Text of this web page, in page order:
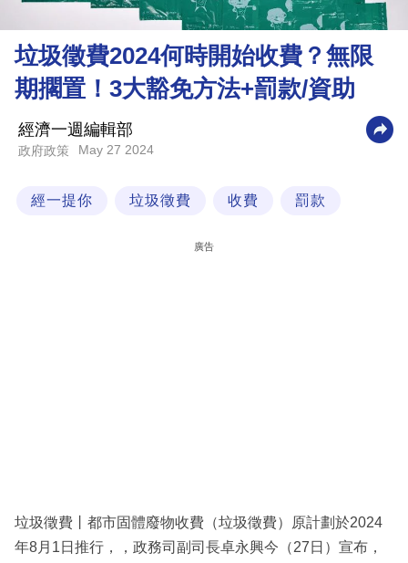
理
財
商
業
科
區
垃圾徵費2024何時開始收費？無限
期擱置！3大豁免方法+罰款/資助
經濟一週編輯部
政府政策 May 27 2024
經一提你 垃圾徵費 收費 罰款
廣告
垃圾徵費丨都市固體廢物收費（垃圾徵費）原計劃於2024
年8月1日推行，，政務司副司長卓永興今（27日）宣布，